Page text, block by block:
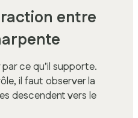
entre
ce qu’il supporte.
il faut observer la
descendent vers le